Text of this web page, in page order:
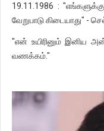
19.11.1986 :
வேறுபாடு கிடையாது" -
"என் உயிரினும் இனிய
வணக்கம்."